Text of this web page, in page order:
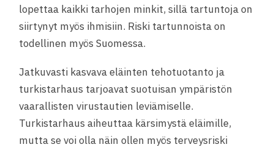
lopettaa kaikki tarhojen minkit, sillä tartuntoja on
siirtynyt myös ihmisiin. Riski tartunnoista on
todellinen myös Suomessa.
Jatkuvasti kasvava eläinten tehotuotanto ja
turkistarhaus tarjoavat suotuisan ympäristön
vaarallisten virustautien leviämiselle.
Turkistarhaus aiheuttaa kärsimystä eläimille,
mutta se voi olla näin ollen myös terveysriski